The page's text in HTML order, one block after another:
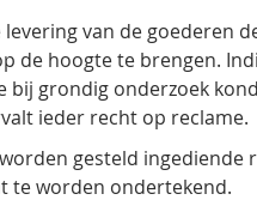
van de goederen
de hoogte te brengen.
bij grondig onderzoek
ieder recht op reclame.
gesteld
te worden ondertekend.